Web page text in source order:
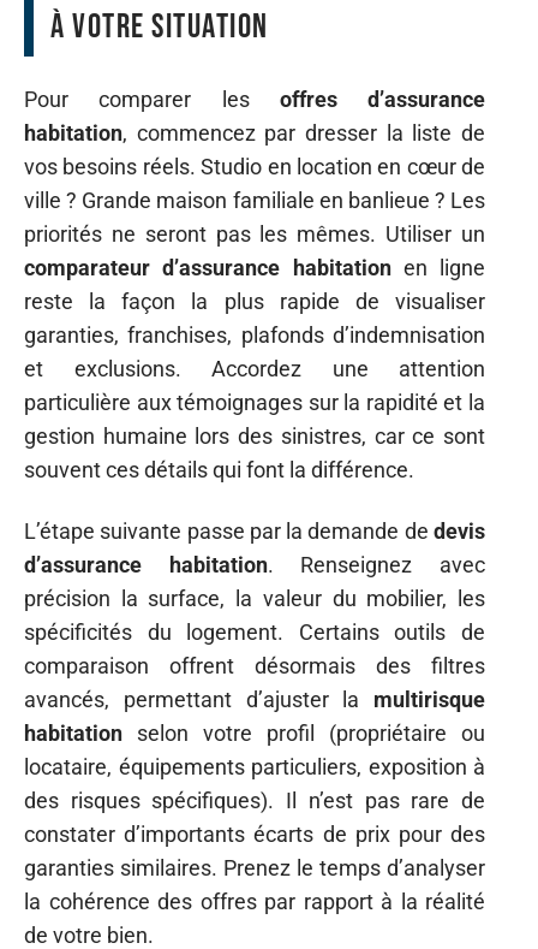
à votre situation
Pour comparer les offres d’assurance
habitation, commencez par dresser la liste de
vos besoins réels. Studio en location en cœur de
ville ? Grande maison familiale en banlieue ? Les
priorités ne seront pas les mêmes. Utiliser un
comparateur d’assurance habitationen ligne
reste la façon la plus rapide de visualiser
garanties, franchises, plafonds d’indemnisation
et exclusions. Accordez une attention
particulière aux témoignages sur la rapidité et la
gestion humaine lors des sinistres, car ce sont
souvent ces détails qui font la différence.
L’étape suivante passe par la demande de devis
d’assurance habitation. Renseignez avec
précision la surface, la valeur du mobilier, les
spécificités du logement. Certains outils de
comparaison offrent désormais des filtres
avancés, permettant d’ajuster la multirisque
habitation selon votre profil (propriétaire ou
locataire, équipements particuliers, exposition à
des risques spécifiques). Il n’est pas rare de
constater d’importants écarts de prix pour des
garanties similaires. Prenez le temps d’analyser
la cohérence des offres par rapport à la réalité
de votre bien.